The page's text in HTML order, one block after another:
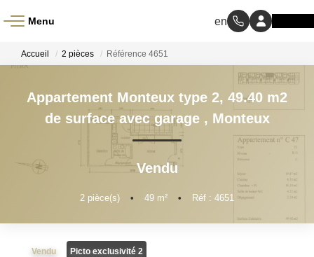
Menu
À LOUER
NOS MÉTIERS
Transaction
Gestion Locative
Accueil 2 pièces Référence 4651
Appartement Monteux type 2, 49.40 m2
de surface avec garage , Monteux
Vendu
2 pièce(s) • 49 m² • Réf : 4651
Vendu Picto exclusivité 2